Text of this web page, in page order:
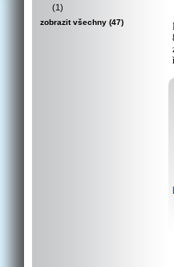
(1)
zobrazit všechny (47)